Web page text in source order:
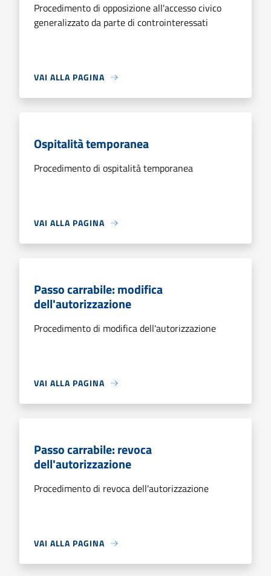
Procedimento di opposizione all'accesso civico
generalizzato da parte di controinteressati
VAI ALLA PAGINA
Ospitalità temporanea
Procedimento di ospitalità temporanea
VAI ALLA PAGINA
Passo carrabile: modifica
dell'autorizzazione
Procedimento di modifica dell'autorizzazione
VAI ALLA PAGINA
Passo carrabile: revoca
dell'autorizzazione
Procedimento di revoca dell'autorizzazione
VAI ALLA PAGINA